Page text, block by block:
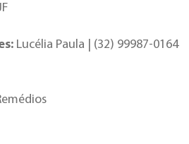
Lucélia Paula | (32) 99987-0164